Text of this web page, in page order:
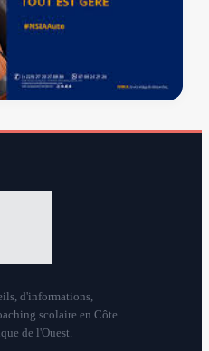
d'informations,
scolaire en Côte
de l'Ouest.